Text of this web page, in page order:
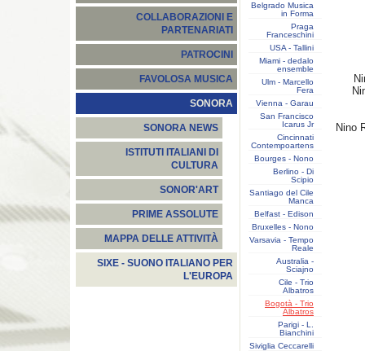
COLLABORAZIONI E
PARTENARIATI
PATROCINI
FAVOLOSA MUSICA
SONORA
SONORA NEWS
ISTITUTI ITALIANI DI
CULTURA
SONOR'ART
PRIME ASSOLUTE
MAPPA DELLE ATTIVITÀ
SIXE - SUONO ITALIANO PER
L'EUROPA
Belgrado Musica
in Forma
Praga
Franceschini
USA - Tallini
Miami - dedalo
ensemble
Ulm - Marcello
Fera
Vienna - Garau
San Francisco
Icarus Jr
Cincinnati
Contempoartens
Bourges - Nono
Berlino - Di
Scipio
Santiago del Cile
Manca
Belfast - Edison
Bruxelles - Nono
Varsavia - Tempo
Reale
Australia -
Sciajno
Cile - Trio
Albatros
Bogotà - Trio
Albatros
Parigi - L.
Bianchini
Siviglia Ceccarelli
Nino